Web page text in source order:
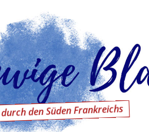
den Süden Frankreichs